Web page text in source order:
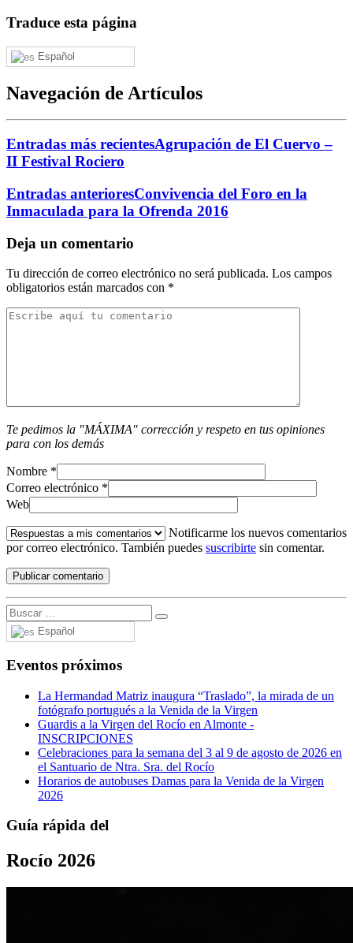
Traduce esta página
Español
Navegación de Artículos
Entradas más recientesAgrupación de El Cuervo –
II Festival Rociero
Entradas anterioresConvivencia del Foro en la
Inmaculada para la Ofrenda 2016
Deja un comentario
Tu dirección de correo electrónico no será publicada. Los campos
obligatorios están marcados con *
Te pedimos la "MÁXIMA" corrección y respeto en tus opiniones
para con los demás
Nombre *
Correo electrónico *
Web
Notificarme los nuevos comentarios
por correo electrónico. También puedes suscribirte sin comentar.
Español
Eventos próximos
La Hermandad Matriz inaugura “Traslado”, la mirada de un
fotógrafo portugués a la Venida de la Virgen
Guardis a la Virgen del Rocío en Almonte -
INSCRIPCIONES
Celebraciones para la semana del 3 al 9 de agosto de 2026 en
el Santuario de Ntra. Sra. del Rocío
Horarios de autobuses Damas para la Venida de la Virgen
2026
Guía rápida del
Rocío 2026